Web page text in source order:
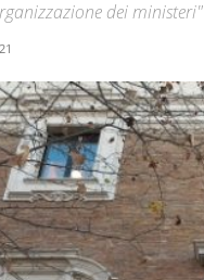
dei ministeri"